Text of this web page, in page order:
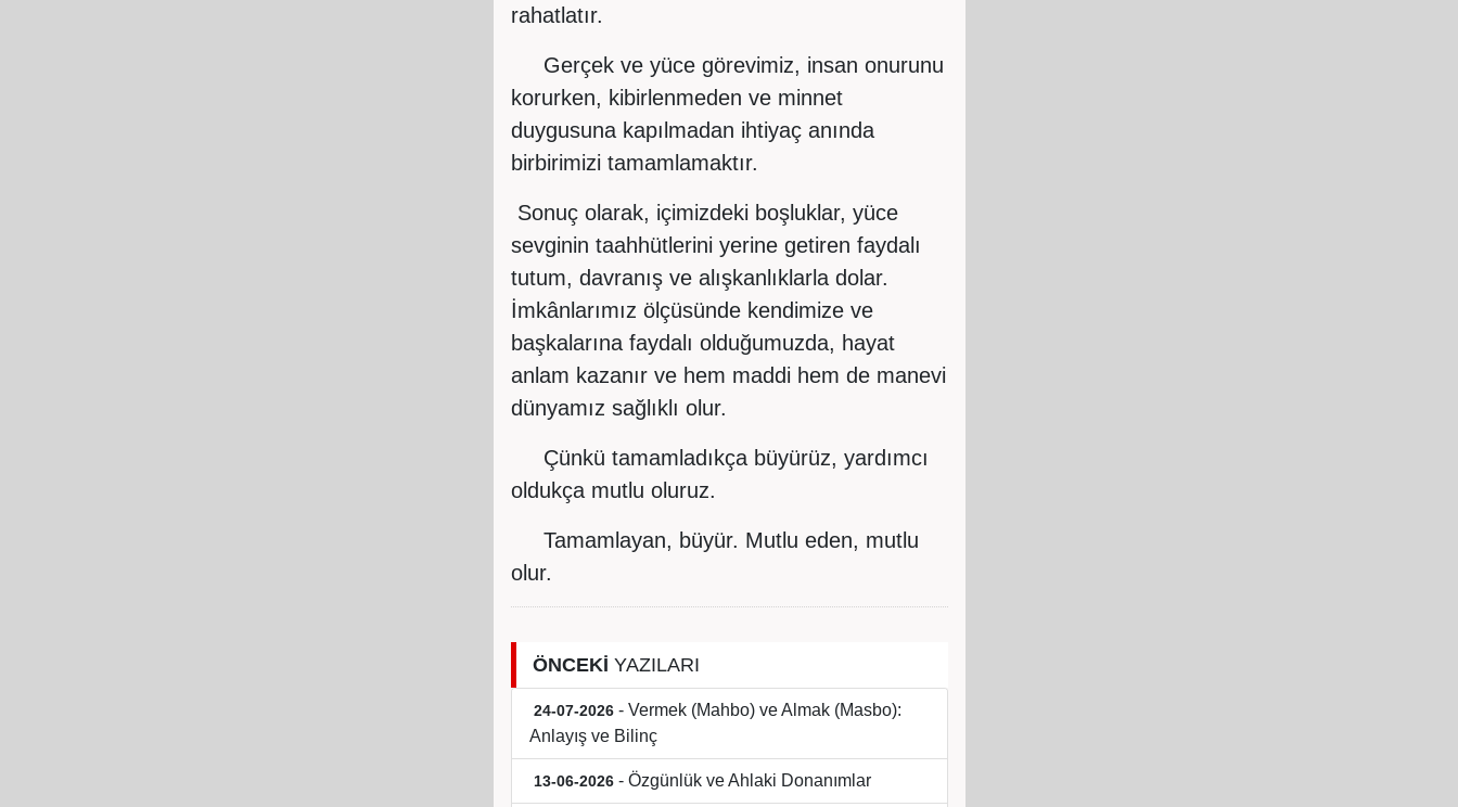
rahatlatır.
Gerçek ve yüce görevimiz, insan onurunu
korurken, kibirlenmeden ve minnet
duygusuna kapılmadan ihtiyaç anında
birbirimizi tamamlamaktır.
Sonuç olarak, içimizdeki boşluklar, yüce
sevginin taahhütlerini yerine getiren faydalı
tutum, davranış ve alışkanlıklarla dolar.
İmkânlarımız ölçüsünde kendimize ve
başkalarına faydalı olduğumuzda, hayat
anlam kazanır ve hem maddi hem de manevi
dünyamız sağlıklı olur.
Çünkü tamamladıkça büyürüz, yardımcı
oldukça mutlu oluruz.
Tamamlayan, büyür. Mutlu eden, mutlu
olur.
ÖNCEKİ YAZILARI
24-07-2026- Vermek (Mahbo) ve Almak (Masbo):
Anlayış ve Bilinç
13-06-2026- Özgünlük ve Ahlaki Donanımlar